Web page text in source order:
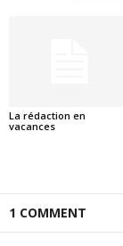
La rédaction en
vacances
1 COMMENT